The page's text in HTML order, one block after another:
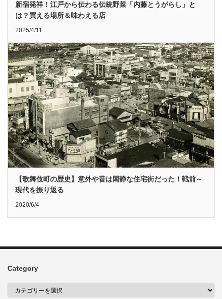
新宿発祥！江戸から伝わる伝統野菜「内藤とうがらし」と
は？買える場所＆味わえる店
2025/4/11
【歌舞伎町の歴史】意外や昔は閑静な住宅街だった！戦前～
現代を振り返る
2020/6/4
Category